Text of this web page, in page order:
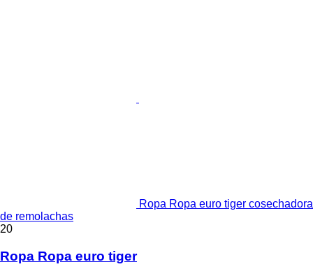
Ropa Ropa euro tiger cosechadora
de remolachas
20
Ropa Ropa euro tiger